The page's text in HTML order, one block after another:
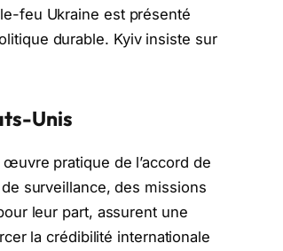
feu Ukraine est présenté
durable. Kyiv insiste sur
Unis
pratique de l’accord de
surveillance, des missions
leur part, assurent une
la crédibilité internationale